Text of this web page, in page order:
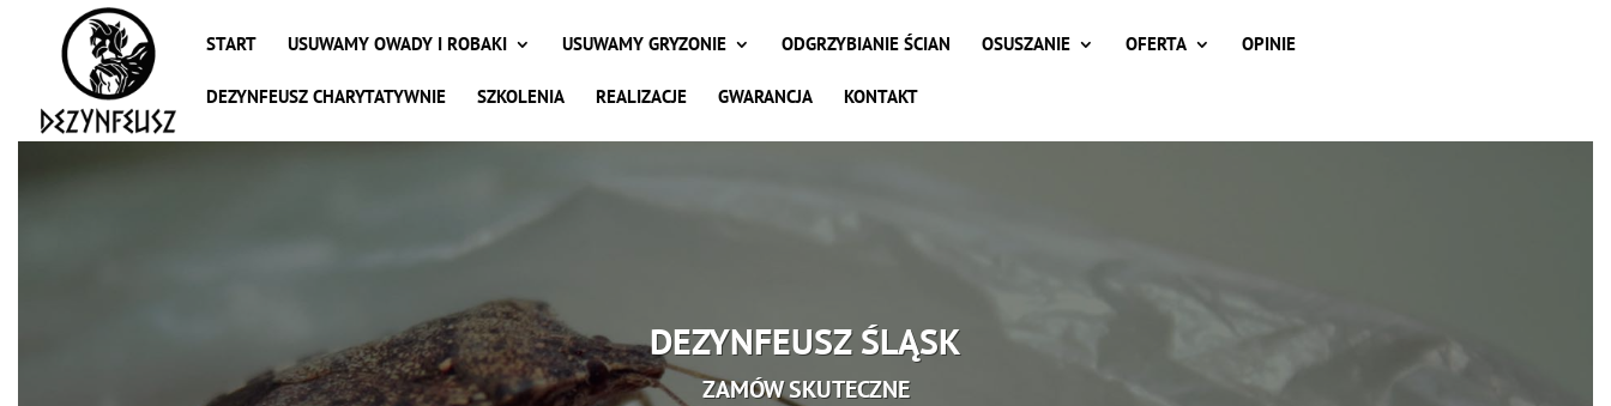
START USUWAMY OWADY I ROBAKI USUWAMY GRYZONIE ODGRZYBIANIE ŚCIAN OSUSZANIE OFERTA OPINIE
DEZYNFEUSZ CHARYTATYWNIE SZKOLENIA REALIZACJE GWARANCJA KONTAKT
DEZYNFEUSZ ŚLĄSK
ZAMÓW SKUTECZNE